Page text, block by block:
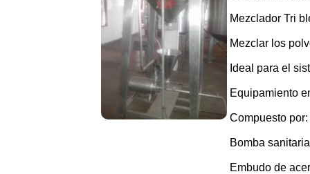
Mezclador Tri
Mezclar los
Ideal para el
Equipamiento
Compuesto por:
Bomba
Embudo de